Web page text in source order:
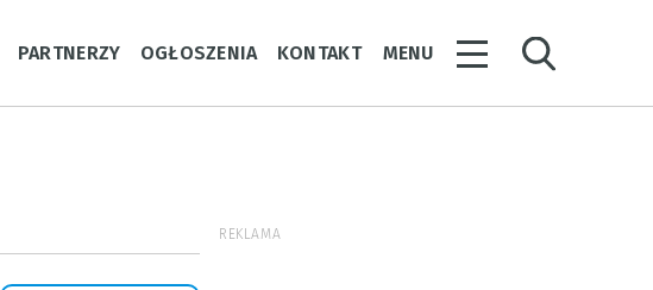
PARTNERZY OGŁOSZENIA KONTAKT MENU
REKLAMA